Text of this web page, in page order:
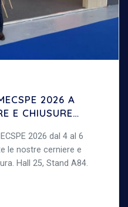
2026 A
E CHIUSURE
2026 dal 4 al 6
le nostre cerniere e
Hall 25, Stand A84.